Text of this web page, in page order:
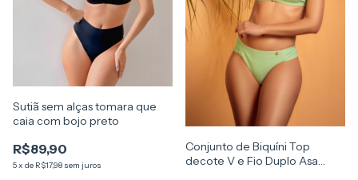
Sutiã sem alças tomara que
caia com bojo preto
R$89,90
5x de R$17,98 sem juros
Conjunto de Biquíni Top
decote V e Fio Duplo Asa